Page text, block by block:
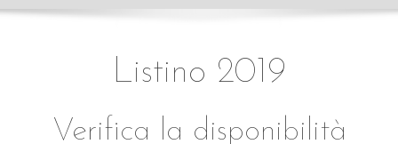
Listino 2019
Verifica la disponibilità